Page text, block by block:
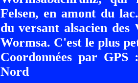
Felsen, en amont du
du versant alsacien des
Wormsa. C'est le plus
Coordonnées par
Nord